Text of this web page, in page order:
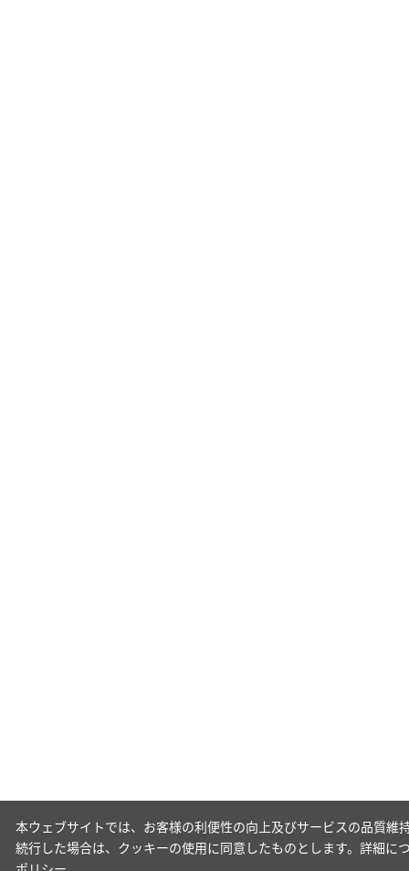
本ウェブサイトでは、お客様の利便性の向上及びサービスの品質
続行した場合は、クッキーの使用に同意したものとします。詳細